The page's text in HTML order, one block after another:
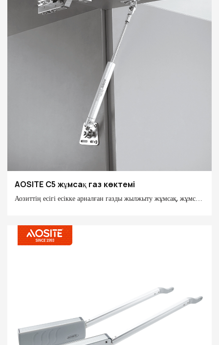
жылдамдығын тиімді түрде баяулату, кенеттен жабылу мен
ықтимал қауіпсіздік қауіптерінің алдын алу, сонымен қатар
шуды азайту, тыныш және жайлы үй ортасын жасау үшін озық
буферлеу технологиясын пайдаланады.
AOSITE C5 жұмсақ газ көктемі
Аозиттің есігі есікке арналған газды жылжыту жұмсақ, жұмсақ
, сізден бұрын-соңды болмаған үздіксіз тәжірибеге әкеліңіз.
Бұл барлық шкафтарға, қабырғаға арналған шкафтарға, қабырға